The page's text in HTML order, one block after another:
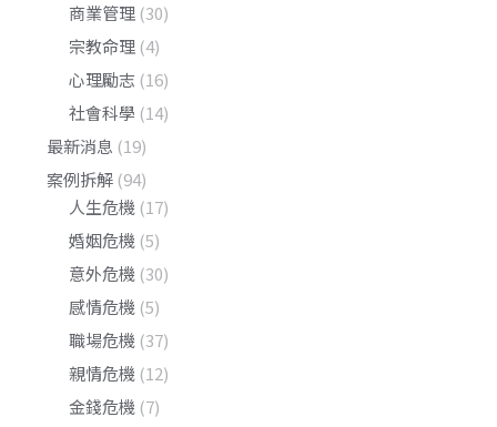
商業管理 (30)
宗教命理 (4)
心理勵志 (16)
社會科學 (14)
最新消息 (19)
案例拆解 (94)
人生危機 (17)
婚姻危機 (5)
意外危機 (30)
感情危機 (5)
職場危機 (37)
親情危機 (12)
金錢危機 (7)